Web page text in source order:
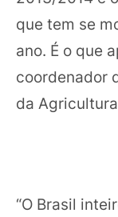
que tem se
ano. É o que
coordenador
da
“O Brasil